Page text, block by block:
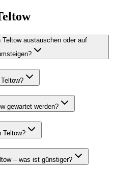
austauschen oder auf
gewartet werden?
Teltow?
– was ist günstiger?